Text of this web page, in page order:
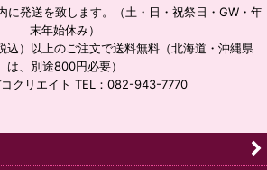
に発送を致します。（土・日・祝祭日・GW・年
末年始休み）
）以上のご注文で送料無料（北海道・沖縄県
は、別途800円必要）
クリエイト TEL：082-943-7770